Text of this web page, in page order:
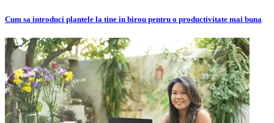
Cum sa introduci plantele la tine in birou pentru o productivitate mai buna